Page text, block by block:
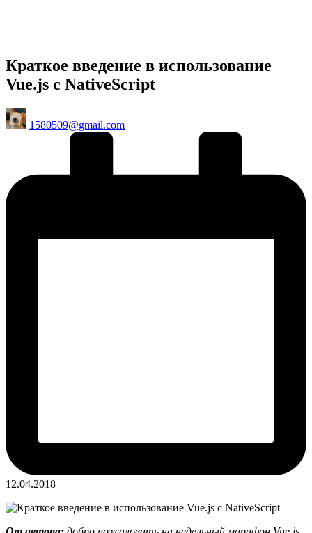
Краткое введение в использование
Vue.js с NativeScript
Posted
by
1580509@gmail.com
12.04.2018